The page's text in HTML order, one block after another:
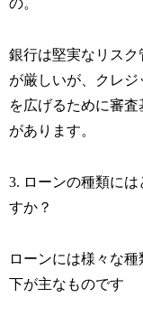
の。
銀行は堅実なリス
が厳しいが、クレ
を広げるために審
があります。
3. ローンの種類には
すか？
ローンには様々な
下が主なものです